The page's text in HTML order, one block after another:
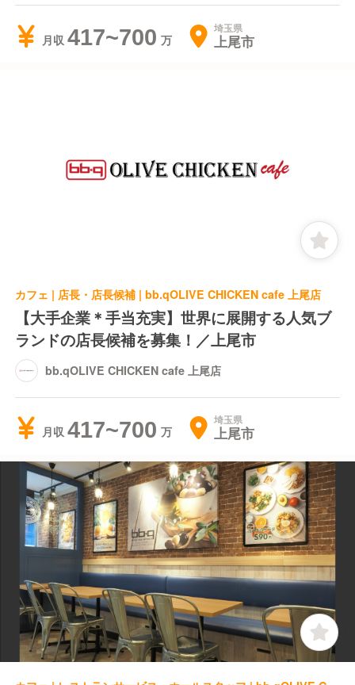
月収 417~700 埼玉県
上尾市
カフェ | 店長・店長候補 | bb.qOLIVE CHICKEN cafe 上尾店
【大手企業＊手当充実】世界に展開する人気ブ
ランドの店長候補を募集！／上尾市
bb.qOLIVE CHICKEN cafe 上尾店
月収 417~700 埼玉県
上尾市